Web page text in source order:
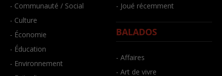
- Communauté / Social
- Culture
- Économie
- Éducation
- Environnement
- Joué récemment
BALADOS
- Affaires
- Art de vivre